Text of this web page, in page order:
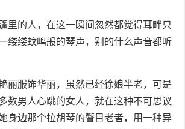
里的人，在这一瞬间忽然都觉得耳畔只
缕缕蚊鸣般的琴声，别的什么声音都听
丽服饰华丽，虽然已经徐娘半老，可是
数男人心跳的女人，就在这种不可思议
身边那个拉胡琴的瞽目老者，用一种异